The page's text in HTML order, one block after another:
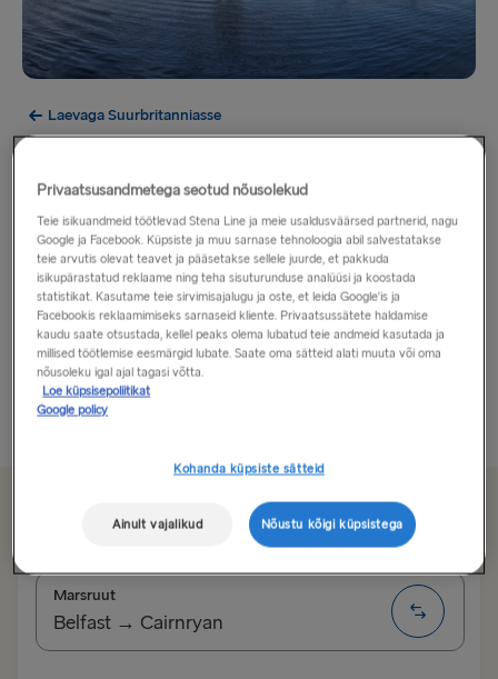
Laevaga Suurbritanniasse
Muretsege oma ellu natuke Glasgow'd!
Glasgow's on palju sellist, mis teeb sellest ideaalse
sihtkoha ühepäevaseks külastuseks, nädalavahetuse
reisiks või isegi pikemaks puhkuseks. Kõige
avastamiseks kulub veidi rohkem aega, nii et reisiplaani
kokku pannes ärge hoidke aega kokku... või te...
Loe rohkem
Alates 179.00€ üks suund, auto ja juhi eest
Marsruut
Belfast → Cairnryan
Privaatsusandmetega seotud nõusolekud
Teie isikuandmeid töötlevad Stena Line ja meie usaldusväärsed partnerid, nagu
Google ja Facebook. Küpsiste ja muu sarnase tehnoloogia abil salvestatakse
teie arvutis olevat teavet ja pääsetakse sellele juurde, et pakkuda
isikupärastatud reklaame ning teha sisuturunduse analüüsi ja koostada
statistikat. Kasutame teie sirvimisajalugu ja oste, et leida Google'is ja
Facebookis reklaamimiseks sarnaseid kliente. Privaatsussätete haldamise
kaudu saate otsustada, kellel peaks olema lubatud teie andmeid kasutada ja
millised töötlemise eesmärgid lubate. Saate oma sätteid alati muuta või oma
nõusoleku igal ajal tagasi võtta.
Loe küpsisepoliitikat
Google policy
Kohanda küpsiste sätteid
Ainult vajalikud Nõustu kõigi küpsistega